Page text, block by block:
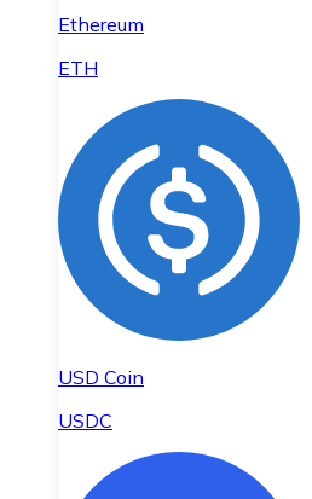
Ethereum
ETH
USD Coin
USDC